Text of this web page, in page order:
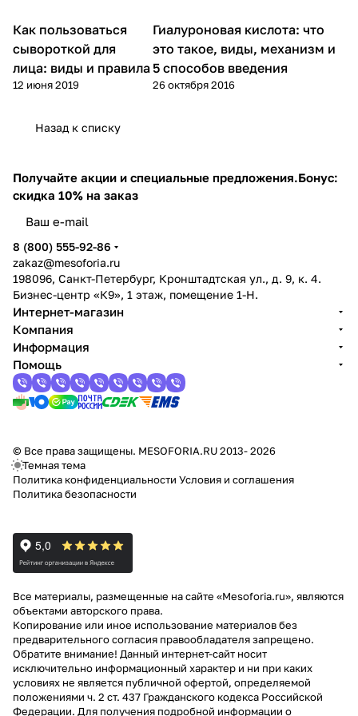
Уход за лицом
Как пользоваться
сывороткой для
лица: виды и правила
12 июня 2019
Микроигольчатая терапия
(мезороллер)
Гиалуроновая кислота: что
это такое, виды, механизм и
5 способов введения
26 октября 2016
Назад к списку
Получайте акции и специальные предложения.Бонус:
скидка 10% на заказ
8 (800) 555-92-86
zakaz@mesoforia.ru
198096, Санкт-Петербург, Кронштадтская ул., д. 9, к. 4.
Бизнес-центр «К9», 1 этаж, помещение 1-Н.
Интернет-магазин
Компания
Информация
Помощь
© Все права защищены. MESOFORIA.RU 2013- 2026
Темная тема
Политика конфиденциальности Условия и соглашения
Политика безопасности
Все материалы, размещенные на сайте «Mesoforia.ru», являются
объектами авторского права.
Копирование или иное использование материалов без
предварительного согласия правообладателя запрещено.
Обратите внимание! Данный интернет-сайт носит
исключительно информационный характер и ни при каких
условиях не является публичной офертой, определяемой
положениями ч. 2 ст. 437 Гражданского кодекса Российской
Федерации. Для получения подробной информации о